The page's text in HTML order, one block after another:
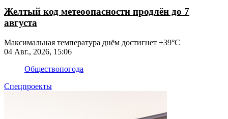
Желтый код метеоопасности продлён до 7
августа
Максимальная температура днём достигнет +39°C
04 Авг., 2026, 15:06
Обществопогода
Спецпроекты